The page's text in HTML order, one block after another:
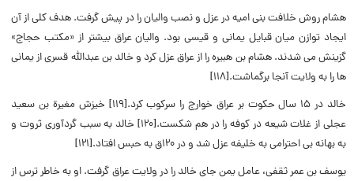
هشام روش خلافت بنی امیه در عزل و نصب والیان را در پیش گرفت. هدف کلی از آن
ایجاد توازن میان قبایل یمانی و قیسی بود. والیان عراق بیشتر از «مکتب حجاج»
گزینش می شدند. هشام بن هبیره را از عراق عزل کرد و خالد بن عبدالله قسری از یمانی
ها را به ولایت آنجا برگماشت.[۱۱۸]
خالد در ۱۵ سال حکوت بر عراق خوارج را سرکوب کرد.[۱۱۹] خیزش مغیرة بن سعید
عجلی از غلات شیعه در کوفه را در هم شکست.[۱۲۰] خالد به سبب گردآوری ثروت و
به بهانه بی احترامی به خلیفه عزل شد و در ۱۲۰ق به حبس افتاد.[۱۲۱]
یوسف بن عمر ثقفی، عامل یمن جای خالد را در ولایت عراق گرفت. او به خاطر ترس از